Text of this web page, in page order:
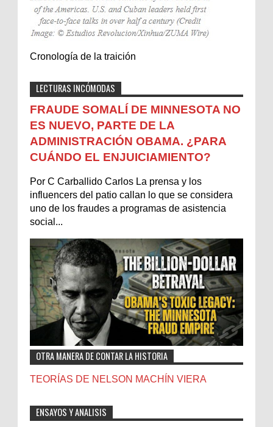
Cronología de la traición
LECTURAS INCÓMODAS
FRAUDE SOMALÍ DE MINNESOTA NO
ES NUEVO, PARTE DE LA
ADMINISTRACIÓN OBAMA. ¿PARA
CUÁNDO EL ENJUICIAMIENTO?
Por C Carballido Carlos La prensa y los
influencers del patio callan lo que se considera
uno de los fraudes a programas de asistencia
social...
OTRA MANERA DE CONTAR LA HISTORIA
TEORÍAS DE NELSON MACHÍN VIERA
ENSAYOS Y ANALISIS